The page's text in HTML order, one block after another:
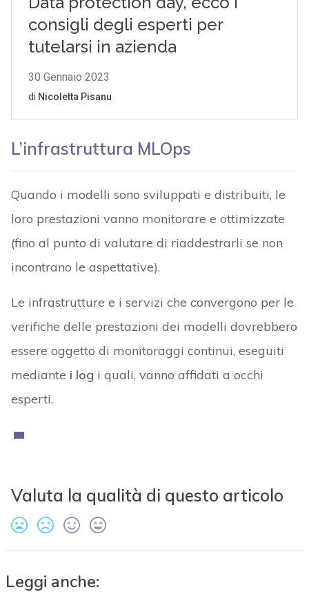
L’infrastruttura MLOps
Quando i modelli sono sviluppati e distribuiti, le
loro prestazioni vanno monitorare e ottimizzate
(fino al punto di valutare di riaddestrarli se non
incontrano le aspettative).
Le infrastrutture e i servizi che convergono per le
verifiche delle prestazioni dei modelli dovrebbero
essere oggetto di monitoraggi continui, eseguiti
mediante i log i quali, vanno affidati a occhi
esperti.
Valuta la qualità di questo articolo
Leggi anche: